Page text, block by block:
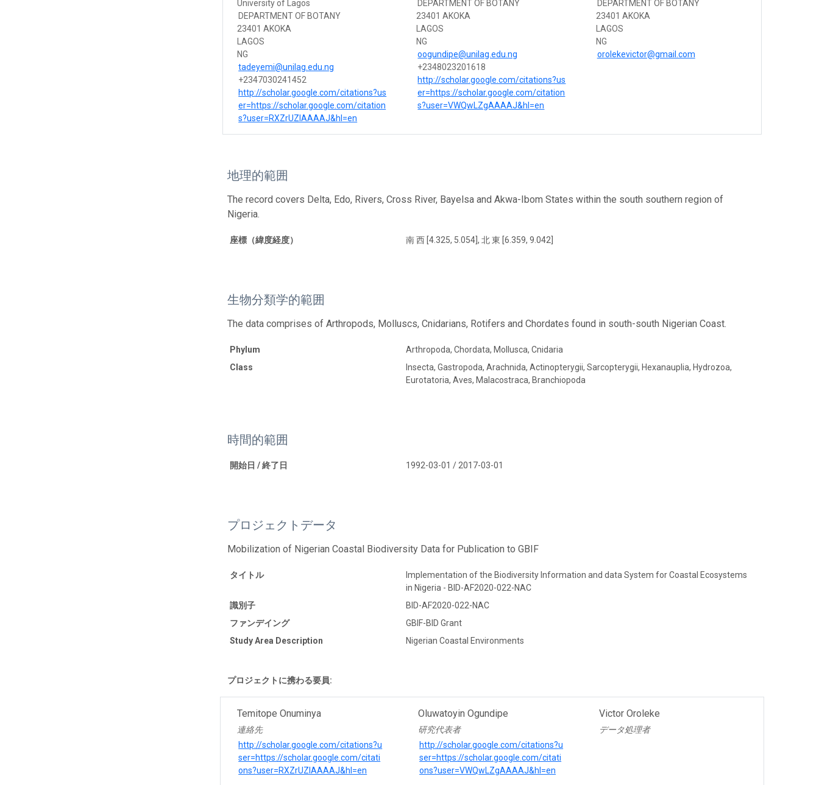
University of Lagos
DEPARTMENT OF BOTANY
23401 AKOKA
LAGOS
NG
tadeyemi@unilag.edu.ng
+2347030241452
http://scholar.google.com/citations?us
er=https://scholar.google.com/citation
s?user=RXZrUZIAAAAJ&hl=en
DEPARTMENT OF BOTANY
23401 AKOKA
LAGOS
NG
oogundipe@unilag.edu.ng
+2348023201618
http://scholar.google.com/citations?us
er=https://scholar.google.com/citation
s?user=VWQwLZgAAAAJ&hl=en
DEPARTMENT OF BOTANY
23401 AKOKA
LAGOS
NG
orolekevictor@gmail.com
地理的範囲
The record covers Delta, Edo, Rivers, Cross River, Bayelsa and Akwa-Ibom States within the south southern region of
Nigeria.
座標（緯度経度） 南 西 [4.325, 5.054], 北 東 [6.359, 9.042]
生物分類学的範囲
The data comprises of Arthropods, Molluscs, Cnidarians, Rotifers and Chordates found in south-south Nigerian Coast.
Phylum
Arthropoda, Chordata, Mollusca, Cnidaria
Class
Insecta, Gastropoda, Arachnida, Actinopterygii, Sarcopterygii, Hexanauplia, Hydrozoa,
Eurotatoria, Aves, Malacostraca, Branchiopoda
時間的範囲
開始日 / 終了日 1992-03-01 / 2017-03-01
プロジェクトデータ
Mobilization of Nigerian Coastal Biodiversity Data for Publication to GBIF
タイトル
Implementation of the Biodiversity Information and data System for Coastal Ecosystems
in Nigeria - BID-AF2020-022-NAC
識別子
BID-AF2020-022-NAC
ファンデイング
GBIF-BID Grant
Study Area Description
Nigerian Coastal Environments
プロジェクトに携わる要員:
Temitope Onuminya
連絡先
http://scholar.google.com/citations?u
ser=https://scholar.google.com/citati
ons?user=RXZrUZIAAAAJ&hl=en
Oluwatoyin Ogundipe
研究代表者
http://scholar.google.com/citations?u
ser=https://scholar.google.com/citati
ons?user=VWQwLZgAAAAJ&hl=en
Victor Oroleke
データ処理者